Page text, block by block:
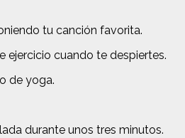
tu canción favorita.
ejercicio cuando te despiertes.
de yoga.
durante unos tres minutos.